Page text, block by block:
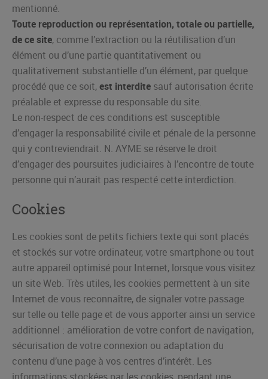
mentionné.
Toute reproduction ou représentation, totale ou partielle,
de ce site, comme l’extraction ou la réutilisation d’un
élément ou d’une partie quantitativement ou
qualitativement substantielle d’un élément, par quelque
procédé que ce soit,est interdite sauf autorisation écrite
préalable et expresse du responsable du site.
Le non-respect de ces conditions est susceptible
d’engager la responsabilité civile et pénale de la personne
qui y contreviendrait. N. AYME se réserve le droit
d’engager des poursuites judiciaires à l’encontre de toute
personne qui n’aurait pas respecté cette interdiction.
Cookies
Les cookies sont de petits fichiers texte qui sont placés
et stockés sur votre ordinateur, votre smartphone ou tout
autre appareil optimisé pour Internet, lorsque vous visitez
un site Web. Très utiles, les cookies permettent à un site
Internet de vous reconnaître, de signaler votre passage
sur telle ou telle page et de vous apporter ainsi un service
additionnel : amélioration de votre confort de navigation,
sécurisation de votre connexion ou adaptation du
contenu d’une page à vos centres d’intérêt. Les